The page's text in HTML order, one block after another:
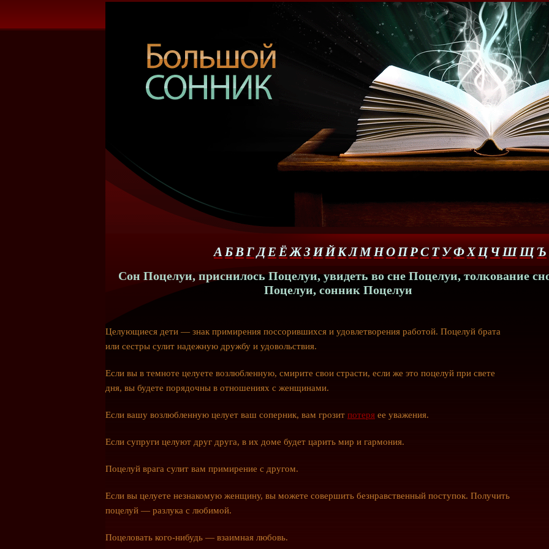
А БВГДЕ Ё ЖЗ ИЙКЛМНОПРС Т УФХЦ ЧШЩ Ъ
Сон Поцелуи, приснилось Поцелуи, увидеть во сне Поцелуи, толкование
Поцелуи, сонник Поцелуи
Целующиеся дети — знак примирения поссорившихся и удовлетворения работой. Поцелуй брата
или сестры сулит надежную дружбу и удовольствия.
Если вы в темноте целуете возлюбленную, смирите свои страсти, если же это поцелуй при свете
дня, вы будете порядочны в отношениях с женщинами.
Если вашу возлюбленную целует ваш соперник, вам грозит потеря ее уважения.
Если супруги целуют друг друга, в их доме будет царить мир и гармония.
Поцелуй врага сулит вам примирение с другом.
Если вы целуете незнакомую женщину, вы можете совершить безнравственный поступок. Получить
поцелуй — разлука с любимой.
Поцеловать кого-нибудь — взаимная любовь.